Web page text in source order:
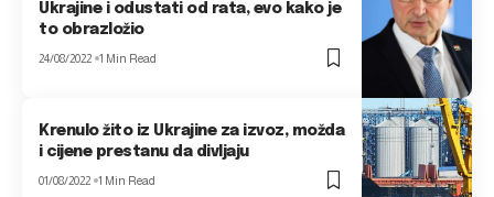
Ukrajine i odustati od rata, evo kako je
to obrazložio
24/08/2022 1 Min Read
Krenulo žito iz Ukrajine za izvoz, možda
i cijene prestanu da divljaju
01/08/2022 1 Min Read